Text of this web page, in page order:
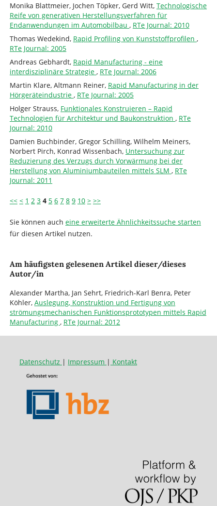
Monika Blattmeier, Jochen Töpker, Gerd Witt, Technologische
Reife von generativen Herstellungsverfahren für
Endanwendungen im Automobilbau , RTe Journal: 2010
Thomas Wedekind, Rapid Profiling von Kunststoffprofilen ,
RTe Journal: 2005
Andreas Gebhardt, Rapid Manufacturing - eine
interdisziplinäre Strategie , RTe Journal: 2006
Martin Klare, Altmann Reiner, Rapid Manufacturing in der
Hörgeräteindustrie , RTe Journal: 2005
Holger Strauss, Funktionales Konstruieren – Rapid
Technologien für Architektur und Baukonstruktion , RTe
Journal: 2010
Damien Buchbinder, Gregor Schilling, Wilhelm Meiners,
Norbert Pirch, Konrad Wissenbach, Untersuchung zur
Reduzierung des Verzugs durch Vorwärmung bei der
Herstellung von Aluminiumbauteilen mittels SLM , RTe
Journal: 2011
<< < 1 2 3 4 5 6 7 8 9 10 > >>
Sie können auch eine erweiterte Ähnlichkeitssuche starten
für diesen Artikel nutzen.
Am häufigsten gelesenen Artikel dieser/dieses
Autor/in
Alexander Martha, Jan Sehrt, Friedrich-Karl Benra, Peter
Köhler, Auslegung, Konstruktion und Fertigung von
strömungsmechanischen Funktionsprototypen mittels Rapid
Manufacturing , RTe Journal: 2012
Datenschutz | Impressum | Kontakt